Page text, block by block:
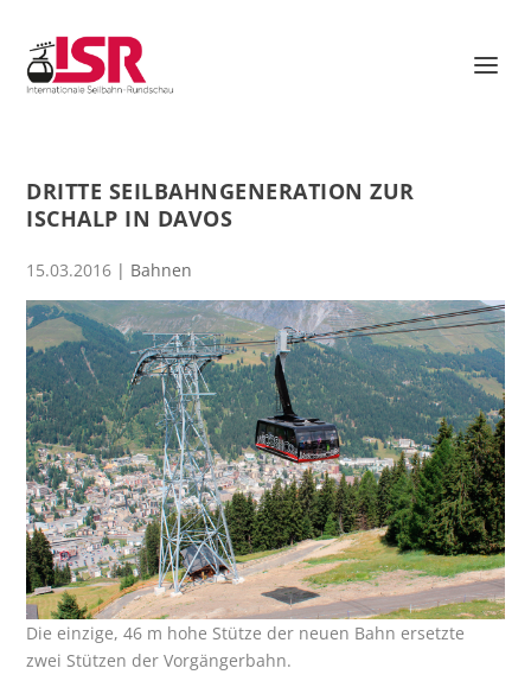
DRITTE SEILBAHNGENERATION ZUR
ISCHALP IN DAVOS
15.03.2016 | Bahnen
Die einzige, 46 m hohe Stütze der neuen Bahn ersetzte
zwei Stützen der Vorgängerbahn.